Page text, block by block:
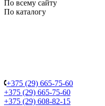
По всему сайту
По каталогу
+375 (29) 665-75-60
+375 (29) 665-75-60
+375 (29) 608-82-15